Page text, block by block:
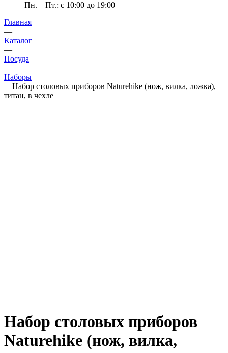
Пн. – Пт.: с 10:00 до 19:00
Главная
—
Каталог
—
Посуда
—
Наборы
—Набор столовых приборов Naturehike (нож, вилка, ложка),
титан, в чехле
Набор столовых приборов
Naturehike (нож, вилка,